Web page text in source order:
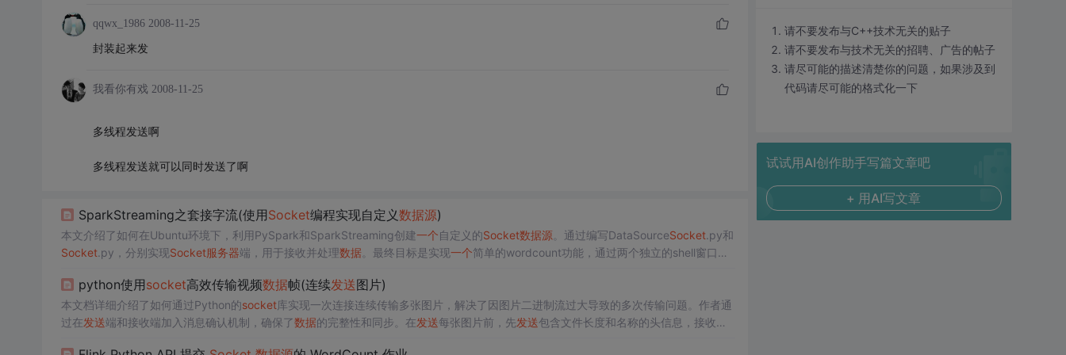
qqwx_1986 2008-11-25
封装起来发
我看你有戏 2008-11-25
多线程发送啊
多线程发送就可以同时发送了啊
SparkStreaming之套接字流(使用Socket编程实现自定义数据源)
本文介绍了如何在Ubuntu环境下，利用PySpark和SparkStreaming创建一个自定义的Socket数据源。通过编写DataSourceSocket.py和
Socket.py，分别实现Socket服务器端，用于接收并处理数据。最终目标是实现一个简单的wordcount功能，通过两个独立的shell窗口分
python使用socket高效传输视频数据帧(连续发送图片)
本文档详细介绍了如何通过Python的socket库实现一次连接连续传输多张图片，解决了因图片二进制流过大导致的多次传输问题。作者通
过在发送端和接收端加入消息确认机制，确保了数据的完整性和同步。在发送每张图片前，先发送包含文件长度和名称的头信息，接收端
请不要发布与C++技术无关的贴子
请不要发布与技术无关的招聘、广告的帖子
请尽可能的描述清楚你的问题，如果涉及到
代码请尽可能的格式化一下
试试用AI创作助手写篇文章吧
+ 用AI写文章